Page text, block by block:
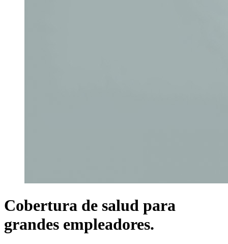
Cobertura de salud para
grandes empleadores.